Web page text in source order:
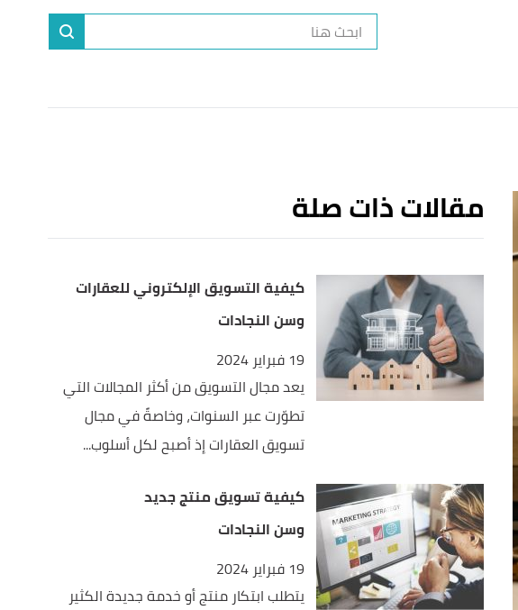
مقالات ذات صلة
كيفية التسويق الإلكتروني للعقارات
وسن النجادات
19 فبراير 2024
يعد مجال التسويق من أكثر المجالات التي
تطوّرت عبر السنوات، وخاصةً في مجال
تسويق العقارات إذ أصبح لكل أسلوب...
كيفية تسويق منتج جديد
وسن النجادات
19 فبراير 2024
يتطلب ابتكار منتج أو خدمة جديدة الكثير